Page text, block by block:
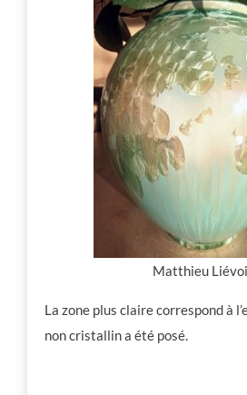
Matthieu
La zone plus claire correspond à
non cristallin a été posé.